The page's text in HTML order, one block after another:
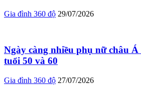
Gia đình 360 độ 29/07/2026
Ngày càng nhiều phụ nữ châu
tuổi 50 và 60
Gia đình 360 độ 27/07/2026